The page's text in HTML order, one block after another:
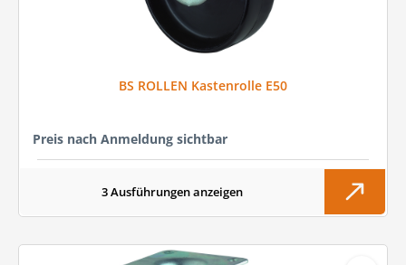
BS ROLLEN Kastenrolle E50
Preis nach Anmeldung sichtbar
3 Ausführungen anzeigen